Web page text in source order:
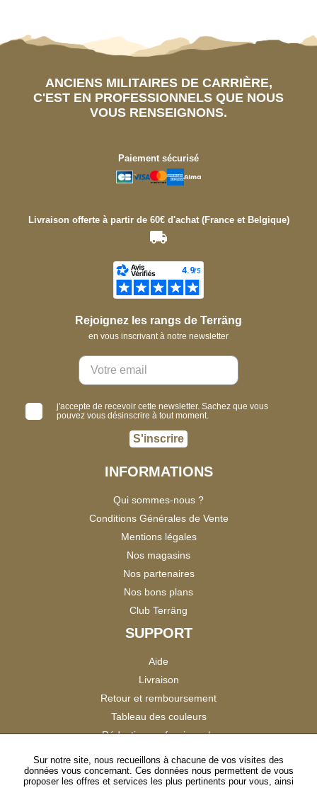
ANCIENS MILITAIRES DE CARRIÈRE,
C'EST EN PROFESSIONNELS QUE NOUS
VOUS RENSEIGNONS.
Paiement sécurisé
Livraison offerte à partir de 60€ d'achat (France et Belgique)
Rejoignez les rangs de Terräng
en vous inscrivant à notre newsletter
j'accepte de recevoir cette newsletter. Sachez que vous
pouvez vous désinscrire à tout moment.
S'inscrire
INFORMATIONS
Qui sommes-nous ?
Conditions Générales de Vente
Mentions légales
Nos magasins
Nos partenaires
Nos bons plans
Club Terräng
SUPPORT
Aide
Livraison
Retour et remboursement
Tableau des couleurs
Réduction professionnels
Satisfaction Clients
Sur notre site, nous recueillons à chacune de vos visites des
données vous concernant. Ces données nous permettent de vous
proposer les offres et services les plus pertinents pour vous, ainsi